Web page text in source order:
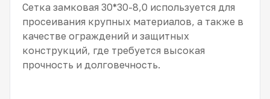
Сетка замковая 30*30-8,0 используется для
просеивания крупных материалов, а также в
качестве ограждений и защитных
конструкций, где требуется высокая
прочность и долговечность.